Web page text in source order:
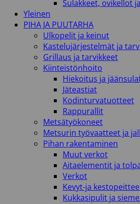
Sulakkeet, ovikellot
Yleinen
PIHA JA PUUTARHA
Ulkopelit ja keinut
Kastelujärjestelmät ja
Grillaus ja tarvikkeet
Kiinteistönhoito
Hiekoitus ja
Jäteastiat
Kodinturvatuotteet
Rappurallit
Metsätyökoneet
Metsurin työvaatteet ja
Pihan rakentaminen
Muut verkot
Aitaelementit ja
Verkot
Kevyt-ja
Kukkasipulit ja